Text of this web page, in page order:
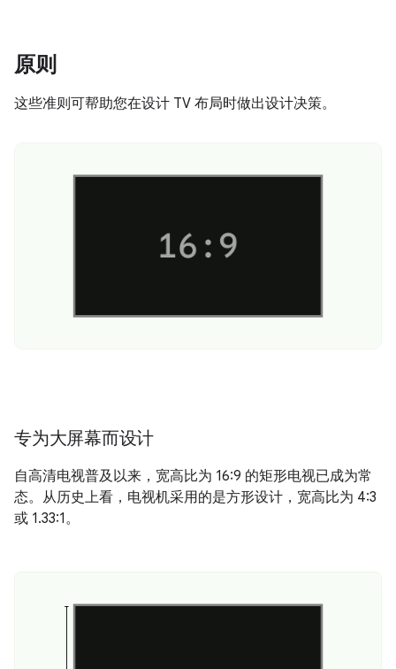
原则
这些准则可帮助您在设计 TV 布局时做出设计决策。
专为大屏幕而设计
自高清电视普及以来，宽高比为 16:9 的矩形电视已成为常
态。从历史上看，电视机采用的是方形设计，宽高比为 4:3
或 1.33:1。